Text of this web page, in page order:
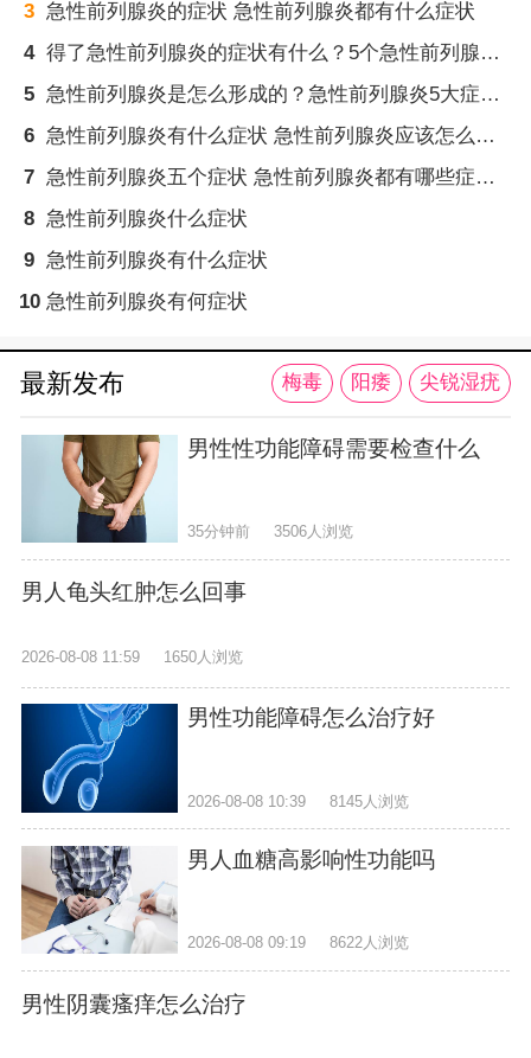
3 急性前列腺炎的症状 急性前列腺炎都有什么症状
4
得了急性前列腺炎的症状有什么？5个急性前列腺炎的症状表现
5
急性前列腺炎是怎么形成的？急性前列腺炎5大症状表现
6
急性前列腺炎有什么症状 急性前列腺炎应该怎么治疗
7
急性前列腺炎五个症状 急性前列腺炎都有哪些症状呢
8 急性前列腺炎什么症状
9 急性前列腺炎有什么症状
10 急性前列腺炎有何症状
最新发布 梅毒 阳痿 尖锐湿疣
男性性功能障碍需要检查什么
35分钟前 3506人浏览
男人龟头红肿怎么回事
2026-08-08 11:59 1650人浏览
男性功能障碍怎么治疗好
2026-08-08 10:39 8145人浏览
男人血糖高影响性功能吗
2026-08-08 09:19 8622人浏览
男性阴囊瘙痒怎么治疗